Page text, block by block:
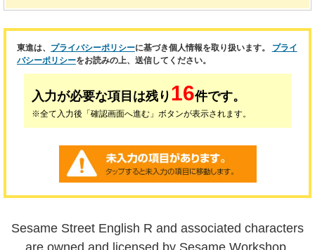
東進は、 プライバシーポリシーに基づき個人情報を取り扱います。 プライ
バシーポリシーをお読みの上、送信してください。
入力が必要な項目は残り 16件です。
※全て入力後「確認画面へ進む」ボタンが表示されます。
Sesame Street English R and associated characters
are owned and licensed by Sesame Workshop.